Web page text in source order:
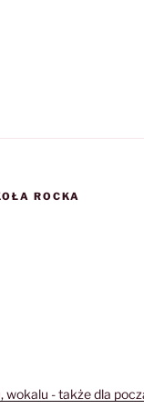
ROCKA
wokalu - także dla